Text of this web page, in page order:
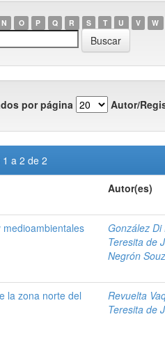
N O P Q R S T U V W
por página Autor/
a 2 de 2
Autor(es)
González
Teresita de
Negrón
la zona norte del
Revuelta
Teresita de